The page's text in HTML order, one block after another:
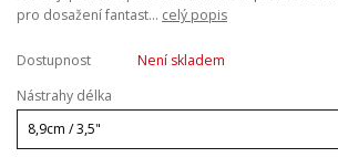
pro dosažení fantast... celý popis
Dostupnost
Není skladem
Nástrahy délka